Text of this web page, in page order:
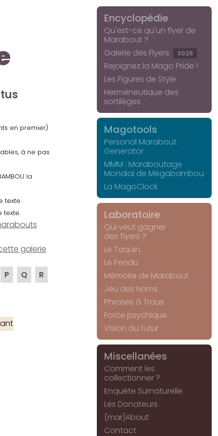
en premier)
à ne pas
la
texte.
galerie
P Q R
Encyclopédie
Qu'est-ce qu'un flyer de
Marabout ?
Galerie des Flyers
3025
Rejoignez la Mago Pride !
Les Figures de Style
Herméneutique des
sortilèges
Magotools
Personal Marabout
Generator
MMM : Maraboutage
Mondial de Mégabambou
La MagoClock
Laboratoire
Qui veut gagner
des flyers ?
Le Taquin
Le Pendu
Mémoire de Marabout
Jeu des Noms
Phrases à Trous
Force psychique
Vision du futur
Miscellanées
Comment les
collectionner ?
Enquête Surnaturelle
Les Donateurs
(mar)About
Contact